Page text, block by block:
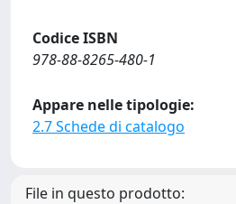
Codice ISBN
978-88-8265-480-1
Appare nelle tipologie:
2.7 Schede di catalogo
File in questo prodotto: